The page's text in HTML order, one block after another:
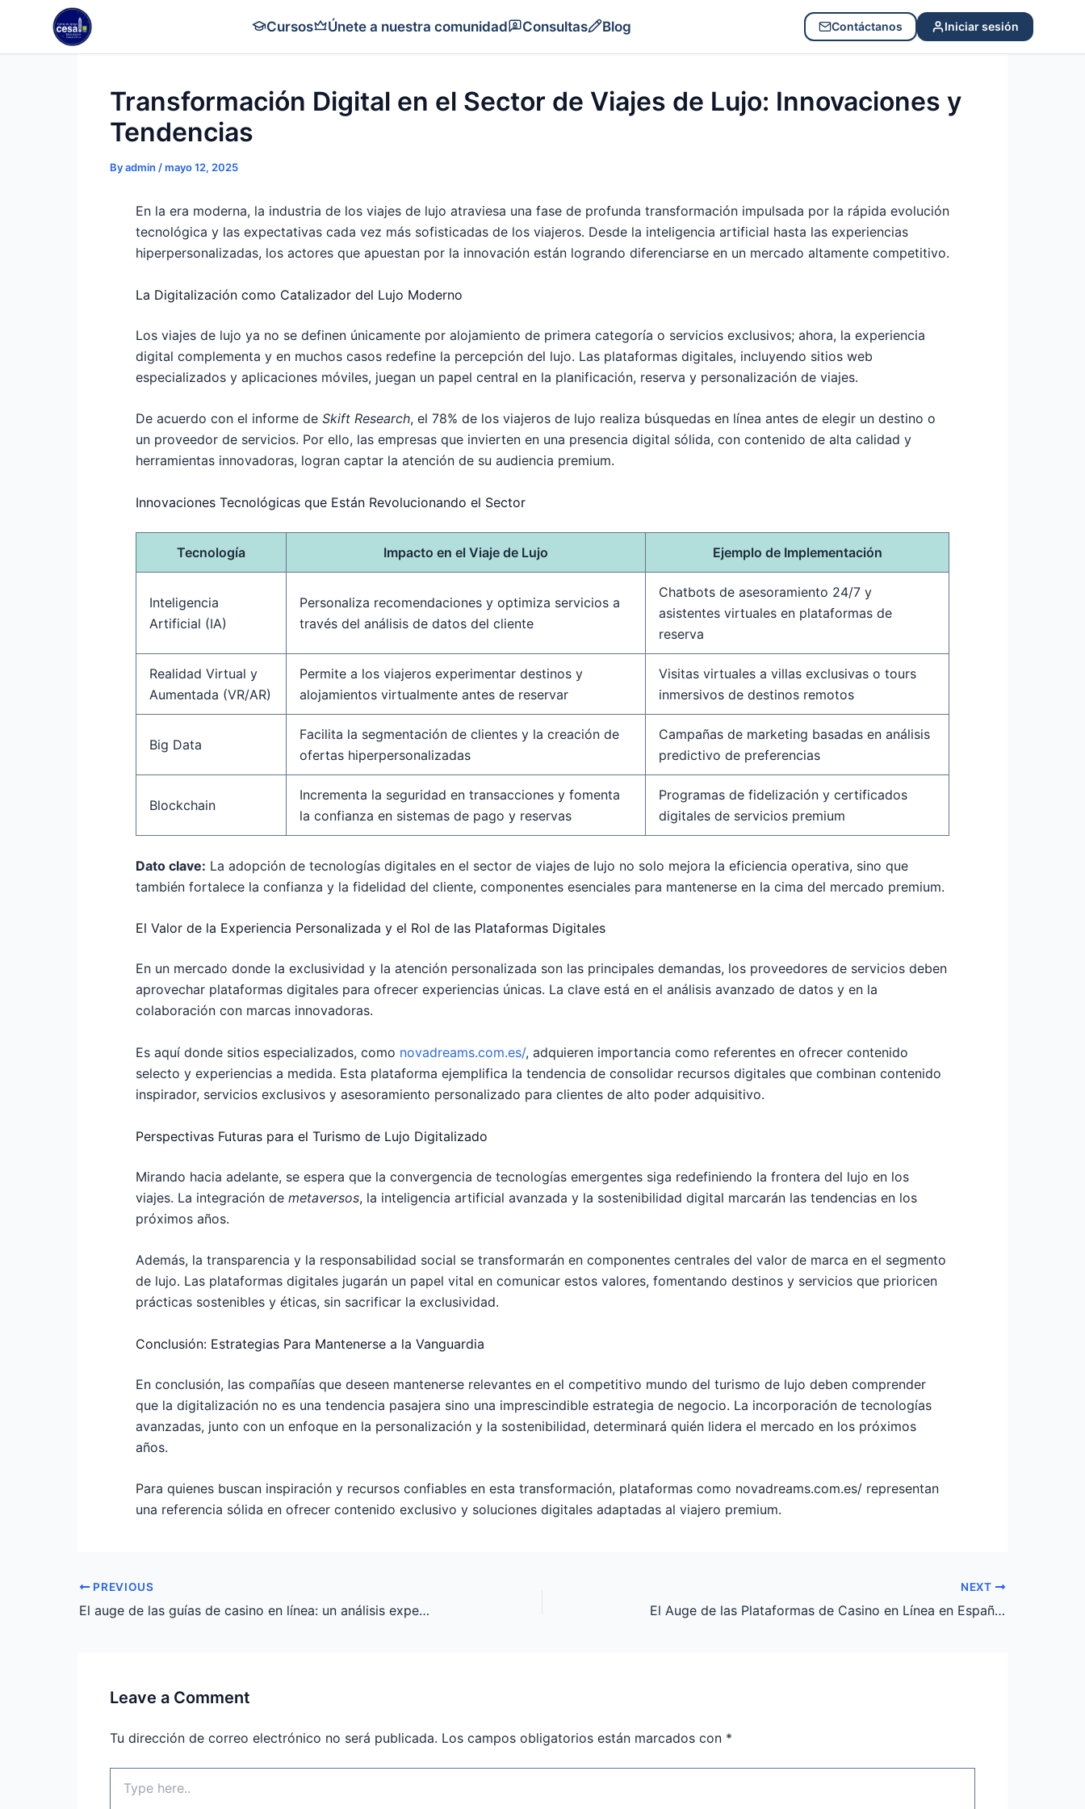
content
Cursos Únete a nuestra comunidad Consultas Blog Contáctanos Iniciar sesión
Transformación Digital en el Sector de Viajes de Lujo: Innovaciones y
Tendencias
Byadmin /mayo 12, 2025
En la era moderna, la industria de los viajes de lujo atraviesa una fase de profunda transformación impulsada por la rápida evolución
tecnológica y las expectativas cada vez más sofisticadas de los viajeros. Desde la inteligencia artificial hasta las experiencias
hiperpersonalizadas, los actores que apuestan por la innovación están logrando diferenciarse en un mercado altamente competitivo.
La Digitalización como Catalizador del Lujo Moderno
Los viajes de lujo ya no se definen únicamente por alojamiento de primera categoría o servicios exclusivos; ahora, la experiencia
digital complementa y en muchos casos redefine la percepción del lujo. Las plataformas digitales, incluyendo sitios web
especializados y aplicaciones móviles, juegan un papel central en la planificación, reserva y personalización de viajes.
De acuerdo con el informe de Skift Research, el 78% de los viajeros de lujo realiza búsquedas en línea antes de elegir un destino o
un proveedor de servicios. Por ello, las empresas que invierten en una presencia digital sólida, con contenido de alta calidad y
herramientas innovadoras, logran captar la atención de su audiencia premium.
Innovaciones Tecnológicas que Están Revolucionando el Sector
Tecnología Impacto en el Viaje de Lujo Ejemplo de Implementación
Inteligencia
Artificial (IA)
Personaliza recomendaciones y optimiza servicios a
través del análisis de datos del cliente
Chatbots de asesoramiento 24/7 y
asistentes virtuales en plataformas de
reserva
Realidad Virtual y
Aumentada (VR/AR)
Permite a los viajeros experimentar destinos y
alojamientos virtualmente antes de reservar
Visitas virtuales a villas exclusivas o tours
inmersivos de destinos remotos
Big Data
Facilita la segmentación de clientes y la creación de
ofertas hiperpersonalizadas
Campañas de marketing basadas en análisis
predictivo de preferencias
Blockchain
Incrementa la seguridad en transacciones y fomenta
la confianza en sistemas de pago y reservas
Programas de fidelización y certificados
digitales de servicios premium
Dato clave: La adopción de tecnologías digitales en el sector de viajes de lujo no solo mejora la eficiencia operativa, sino que
también fortalece la confianza y la fidelidad del cliente, componentes esenciales para mantenerse en la cima del mercado premium.
El Valor de la Experiencia Personalizada y el Rol de las Plataformas Digitales
En un mercado donde la exclusividad y la atención personalizada son las principales demandas, los proveedores de servicios deben
aprovechar plataformas digitales para ofrecer experiencias únicas. La clave está en el análisis avanzado de datos y en la
colaboración con marcas innovadoras.
Es aquí donde sitios especializados, como novadreams.com.es/, adquieren importancia como referentes en ofrecer contenido
selecto y experiencias a medida. Esta plataforma ejemplifica la tendencia de consolidar recursos digitales que combinan contenido
inspirador, servicios exclusivos y asesoramiento personalizado para clientes de alto poder adquisitivo.
Perspectivas Futuras para el Turismo de Lujo Digitalizado
Mirando hacia adelante, se espera que la convergencia de tecnologías emergentes siga redefiniendo la frontera del lujo en los
viajes. La integración de metaversos, la inteligencia artificial avanzada y la sostenibilidad digital marcarán las tendencias en los
próximos años.
Además, la transparencia y la responsabilidad social se transformarán en componentes centrales del valor de marca en el segmento
de lujo. Las plataformas digitales jugarán un papel vital en comunicar estos valores, fomentando destinos y servicios que prioricen
prácticas sostenibles y éticas, sin sacrificar la exclusividad.
Conclusión: Estrategias Para Mantenerse a la Vanguardia
En conclusión, las compañías que deseen mantenerse relevantes en el competitivo mundo del turismo de lujo deben comprender
que la digitalización no es una tendencia pasajera sino una imprescindible estrategia de negocio. La incorporación de tecnologías
avanzadas, junto con un enfoque en la personalización y la sostenibilidad, determinará quién lidera el mercado en los próximos
años.
Para quienes buscan inspiración y recursos confiables en esta transformación, plataformas como novadreams.com.es/ representan
una referencia sólida en ofrecer contenido exclusivo y soluciones digitales adaptadas al viajero premium.
PREVIOUS
El auge de las guías de casino en línea: un análisis experto
NEXT
El Auge de las Plataformas de Casino en Línea en España: Un Análisis de Confiabilidad y Experiencia del Usuario
Leave a Comment
Tu dirección de correo electrónico no será publicada. Los campos obligatorios están marcados con *
here..